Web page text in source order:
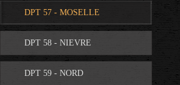
DPT 57 - MOSELLE
DPT 58 - NIEVRE
DPT 59 - NORD